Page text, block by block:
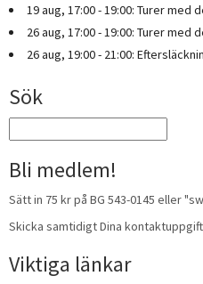
19 aug, 17:00 - 19:00: Turer med
26 aug, 17:00 - 19:00: Turer med
26 aug, 19:00 - 21:00:
Sök
efter:
Bli medlem!
Sätt in 75 kr på BG 543-0145 eller
Skicka samtidigt Dina
Viktiga länkar